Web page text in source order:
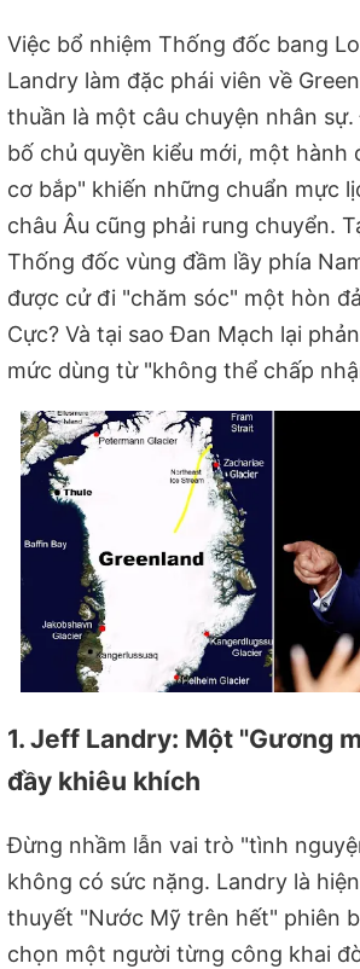
Việc bổ nhiệm Thống đốc bang
Landry làm đặc phái viên về
thuần là một câu chuyện nhân
bố chủ quyền kiểu mới, một hành
cơ bắp" khiến những chuẩn mực
châu Âu cũng phải rung chuyển.
Thống đốc vùng đầm lầy phía
được cử đi "chăm sóc" một hòn
Cực? Và tại sao Đan Mạch lại
mức dùng từ "không thể chấp
1. Jeff Landry: Một "Gương
đầy khiêu khích
Đừng nhầm lẫn vai trò "tình
không có sức nặng. Landry là
thuyết "Nước Mỹ trên hết" phiên
chọn một người từng công khai